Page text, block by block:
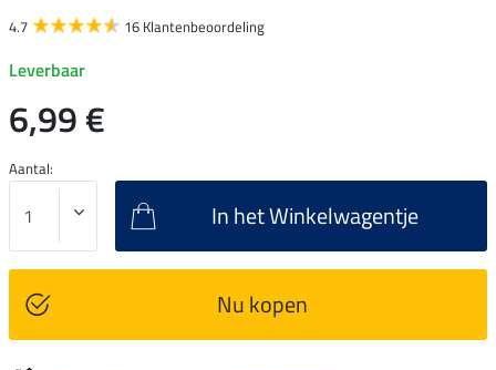
4.7 16 Klantenbeoordeling
Leverbaar
6,99 €
Aantal:
In het Winkelwagentje
Nu kopen